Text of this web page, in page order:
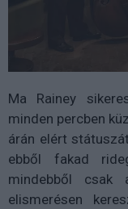
Ma Rainey
minden percben
árán elért
ebből fakad
mindebből
elismerésen